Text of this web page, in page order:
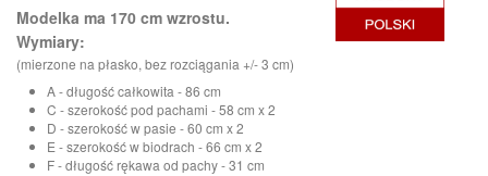
Modelka ma 170 cm wzrostu.
Wymiary:
(mierzone na płasko, bez rozciągania +/- 3 cm)
A - długość całkowita - 86 cm
C - szerokość pod pachami - 58 cm x 2
D - szerokość w pasie - 60 cm x 2
E - szerokość w biodrach - 66 cm x 2
F - długość rękawa od pachy - 31 cm